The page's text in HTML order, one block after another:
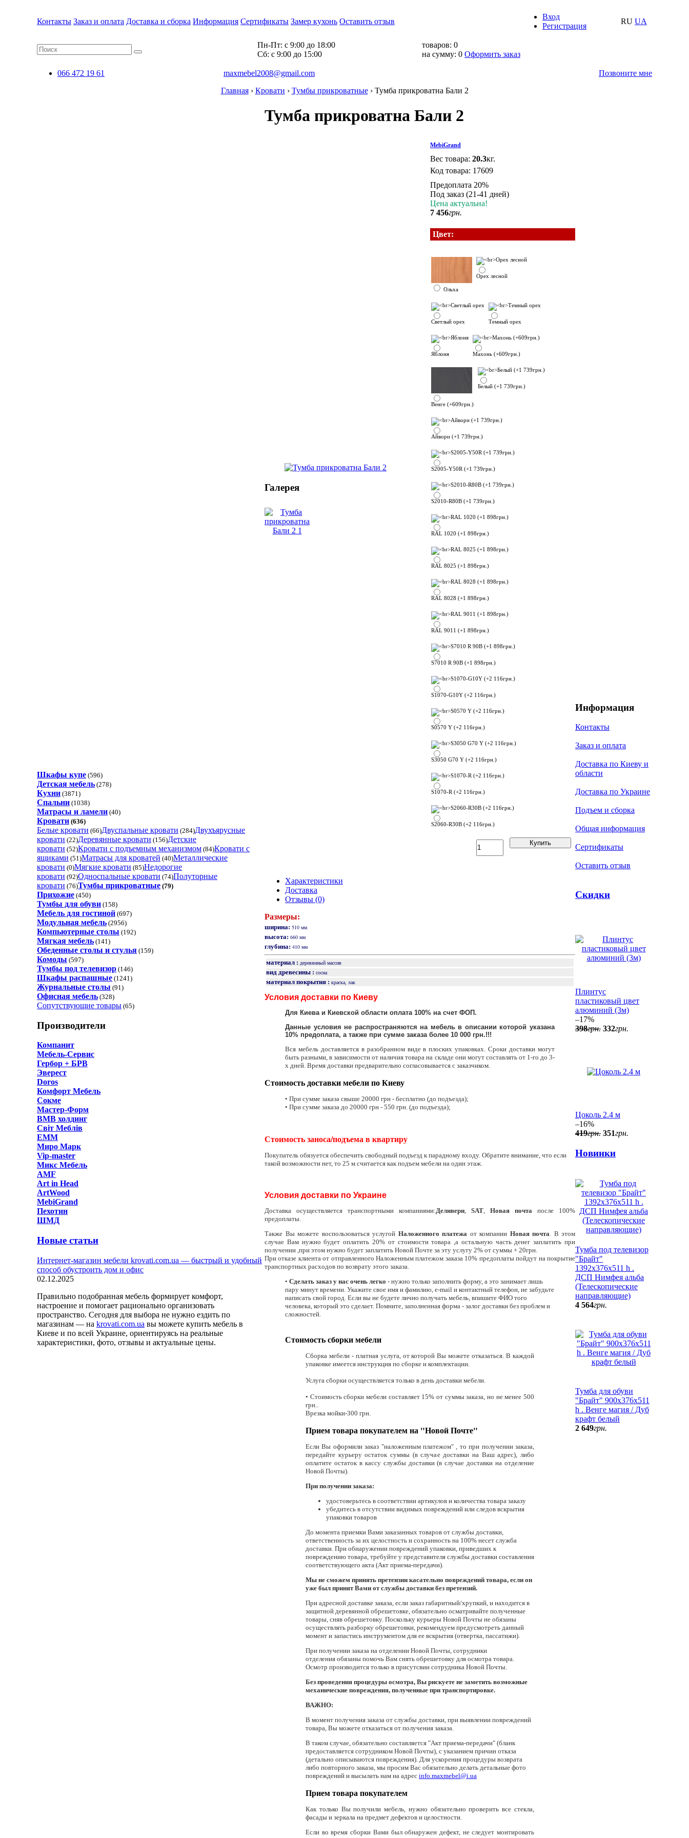
Контакты Заказ и оплата Доставка и сборка Информация Сертификаты Замер кухонь Оставить отзыв
Вход
Регистрация
RU UA
Пн-Пт: с 9:00 до 18:00
Cб: с 9:00 до 15:00
товаров: 0
на сумму: 0 Оформить заказ
066 472 19 61 maxmebel2008@gmail.com
Позвоните мне
Главная› Кровати › Тумбы прикроватные› Тумба прикроватна Бали 2
Шкафы купе (596)
Детская мебель (278)
Кухни (3871)
Спальни (1038)
Матрасы и ламели (40)
Кровати (636)
Белые кровати (66)Двуспальные кровати (284)Двухъярусные
кровати (22)Деревянные кровати (156)Детские
кровати (52)Кровати с подъемным механизмом (84)Кровати с
ящиками (51)Матрасы для кроватей (40)Металлические
кровати (0)Мягкие кровати (85)Недорогие
кровати (92)Односпальные кровати (74)Полуторные
кровати (76)Тумбы прикроватные (79)
Прихожие (450)
Тумбы для обуви (158)
Мебель для гостиной (697)
Модульная мебель (2956)
Компьютерные столы (192)
Мягкая мебель (141)
Обеденные cтолы и стулья (159)
Комоды (597)
Тумбы под телевизор (146)
Шкафы распашные (1241)
Журнальные столы (91)
Офисная мебель (328)
Сопутствующие товары (65)
Производители
Компанит
Мебель-Сервис
Гербор + БРВ
Эверест
Doros
Комфорт Мебель
Сокме
Мастер-Форм
ВМВ холдинг
Світ Меблів
ЕММ
Миро Марк
Vip-master
Микс Мебель
AMF
Art in Head
ArtWood
MebiGrand
Пехотин
ШМД
Новые статьи
Интернет-магазин мебели krovati.com.ua — быстрый и удобный
способ обустроить дом и офис
02.12.2025
Правильно подобранная мебель формирует комфорт,
настроение и помогает рационально организовать
пространство. Сегодня для выбора не нужно ездить по
магазинам — на krovati.com.ua вы можете купить мебель в
Киеве и по всей Украине, ориентируясь на реальные
характеристики, фото, отзывы и актуальные цены.
Тумба прикроватна Бали 2
Галерея
MebiGrand
Вес товара: 20.3кг.
Код товара: 17609
Предоплата 20%
Под заказ (21-41 дней)
Цена актуальна!
7 456грн.
Цвет:
Ольха
Орех лесной
Светлый орех Темный орех
Яблоня Махонь (+609грн.)
Венге (+609грн.)
Белый (+1 739грн.)
Айвори (+1 739грн.)
S2005-Y50R (+1 739грн.)
S2010-R80B (+1 739грн.)
RAL 1020 (+1 898грн.)
RAL 8025 (+1 898грн.)
RAL 8028 (+1 898грн.)
RAL 9011 (+1 898грн.)
S7010 R 90B (+1 898грн.)
S1070-G10Y (+2 116грн.)
S0570 Y (+2 116грн.)
S3050 G70 Y (+2 116грн.)
S1070-R (+2 116грн.)
S2060-R30B (+2 116грн.)
Купить
Характеристики
Доставка
Отзывы (0)
Размеры:
ширина: 510 мм
высота: 660 мм
глубина: 410 мм
материал : деревянный массив
вид древесины : сосна
материал покрытия : краска, лак
Условия доставки по Киеву
Для Киева и Киевской области оплата 100% на счет ФОП.
Данные условия не распространяются на мебель в описании которой указана
10% предоплата, а также при сумме заказа более 10 000 грн.!!!
Вся мебель доставляется в разобранном виде в плоских упаковках. Сроки доставки могут
быть разными, в зависимости от наличия товара на складе они могут составлять от 1-го до 3-
х дней. Время доставки предварительно согласовывается с заказчиком.
Стоимость доставки мебели по Киеву
• При сумме заказа свыше 20000 грн - бесплатно (до подъезда);
• При сумме заказа до 20000 грн - 550 грн. (до подъезда);
Стоимость заноса/подъема в квартиру
Покупатель обязуется обеспечить свободный подъезд к парадному входу. Обратите внимание, что если
такой возможности нет, то 25 м считается как подъем мебели на один этаж.
Условия доставки по Украине
Доставка осуществляется транспортными компаниями:Деливери, SAT, Новая почта после 100%
предоплаты.
Также Вы можете воспользоваться услугой Наложенного платежа от компании Новая почта. В этом
случае Вам нужно будет оплатить 20% от стоимости товара ,а остальную часть денег заплатить при
получении ,при этом нужно будет заплатить Новой Почте за эту услугу 2% от суммы + 20грн.
При отказе клиента от отправленного Наложенным платежом заказа 10% предоплаты пойдут на покрытие
транспортных расходов по возврату этого заказа.
• Сделать заказ у нас очень легко - нужно только заполнить форму, а это занимает лишь
пару минут времени. Укажите свое имя и фамилию, e-mail и контактный телефон, не забудьте
написать свой город. Если вы не будете лично получать мебель, впишите ФИО того
человека, который это сделает. Помните, заполненная форма - залог доставки без проблем и
сложностей.
Стоимость сборки мебели
Сборка мебели - платная услуга, от которой Вы можете отказаться. В каждой
упаковке имеется инструкция по сборке и комплектации.
Услуга сборки осуществляется только в день доставки мебели.
• Стоимость сборки мебели составляет 15% от суммы заказа, но не менее 500
грн..
Врезка мойки-300 грн.
Прием товара покупателем на "Новой Почте"
Если Вы оформили заказ "наложенным платежом" , то при получении заказа,
передайте курьеру остаток суммы (в случае доставки на Ваш адрес), либо
оплатите остаток в кассу службы доставки (в случае доставки на отделение
Новой Почты).
При получении заказа:
удостоверьтесь в соответствии артикулов и количества товара заказу
убедитесь в отсутствии видимых повреждений или следов вскрытия
упаковки товаров
До момента приемки Вами заказанных товаров от службы доставки,
ответственность за их целостность и сохранность на 100% несет служба
доставки. При обнаружении повреждений упаковки, приведших к
повреждению товара, требуйте у представителя службы доставки составления
соответствующего акта (Акт приема-передачи).
Мы не сможем принять претензии касательно повреждений товара, если он
уже был принят Вами от службы доставки без претензий.
При адресной доставке заказа, если заказ габаритный/хрупкий, и находится в
защитной деревянной обрешетовке, обязательно осматривайте полученные
товары, сняв обрешетовку. Поскольку курьеры Новой Почты не обязаны
осуществлять разборку обрешетовки, рекомендуем предусмотреть данный
момент и запастись инструментом для ее вскрытия (отвертка, пассатижи).
При получении заказа на отделении Новой Почты, сотрудники
отделения обязаны помочь Вам снять обрешетовку для осмотра товара.
Осмотр производится только в присутсвии сотрудника Новой Почты.
Без проведения процедуры осмотра, Вы рискуете не заметить возможные
механические повреждения, полученные при транспортировке.
ВАЖНО:
В момент получения заказа от службы доставки, при выявлении повреждений
товара, Вы можете отказаться от получения заказа.
В таком случае, обязательно составляется "Акт приема-передачи" (бланк
предоставляется сотрудником Новой Почты), с указанием причин отказа
(детально описываются повреждения). Для ускорения процедуры возврата
либо повторного заказа, мы просим Вас обязательно делать детальные фото
повреждений и высылать нам на адрес info.maxmebel@i.ua
Прием товара покупателем
Как только Вы получили мебель, нужно обязательно проверить все стекла,
фасады и зеркала на предмет дефектов и целостности.
Если во время сборки Вами был обнаружен дефект, не следует монтировать
Информация
Контакты
Заказ и оплата
Доставка по Киеву и
области
Доставка по Украине
Подъем и сборка
Общая информация
Сертификаты
Оставить отзыв
Скидки
Плинтус
пластиковый цвет
алюминий (3м)
–17%
398грн. 332грн.
Цоколь 2.4 м
–16%
419грн. 351грн.
Новинки
Тумба под телевизор
"Брайт"
1392х376х511 h .
ДСП Нимфея альба
(Телескопические
направляющие)
4 564грн.
Тумба для обуви
"Брайт" 900х376х511
h . Венге магия / Дуб
крафт белый
2 649грн.